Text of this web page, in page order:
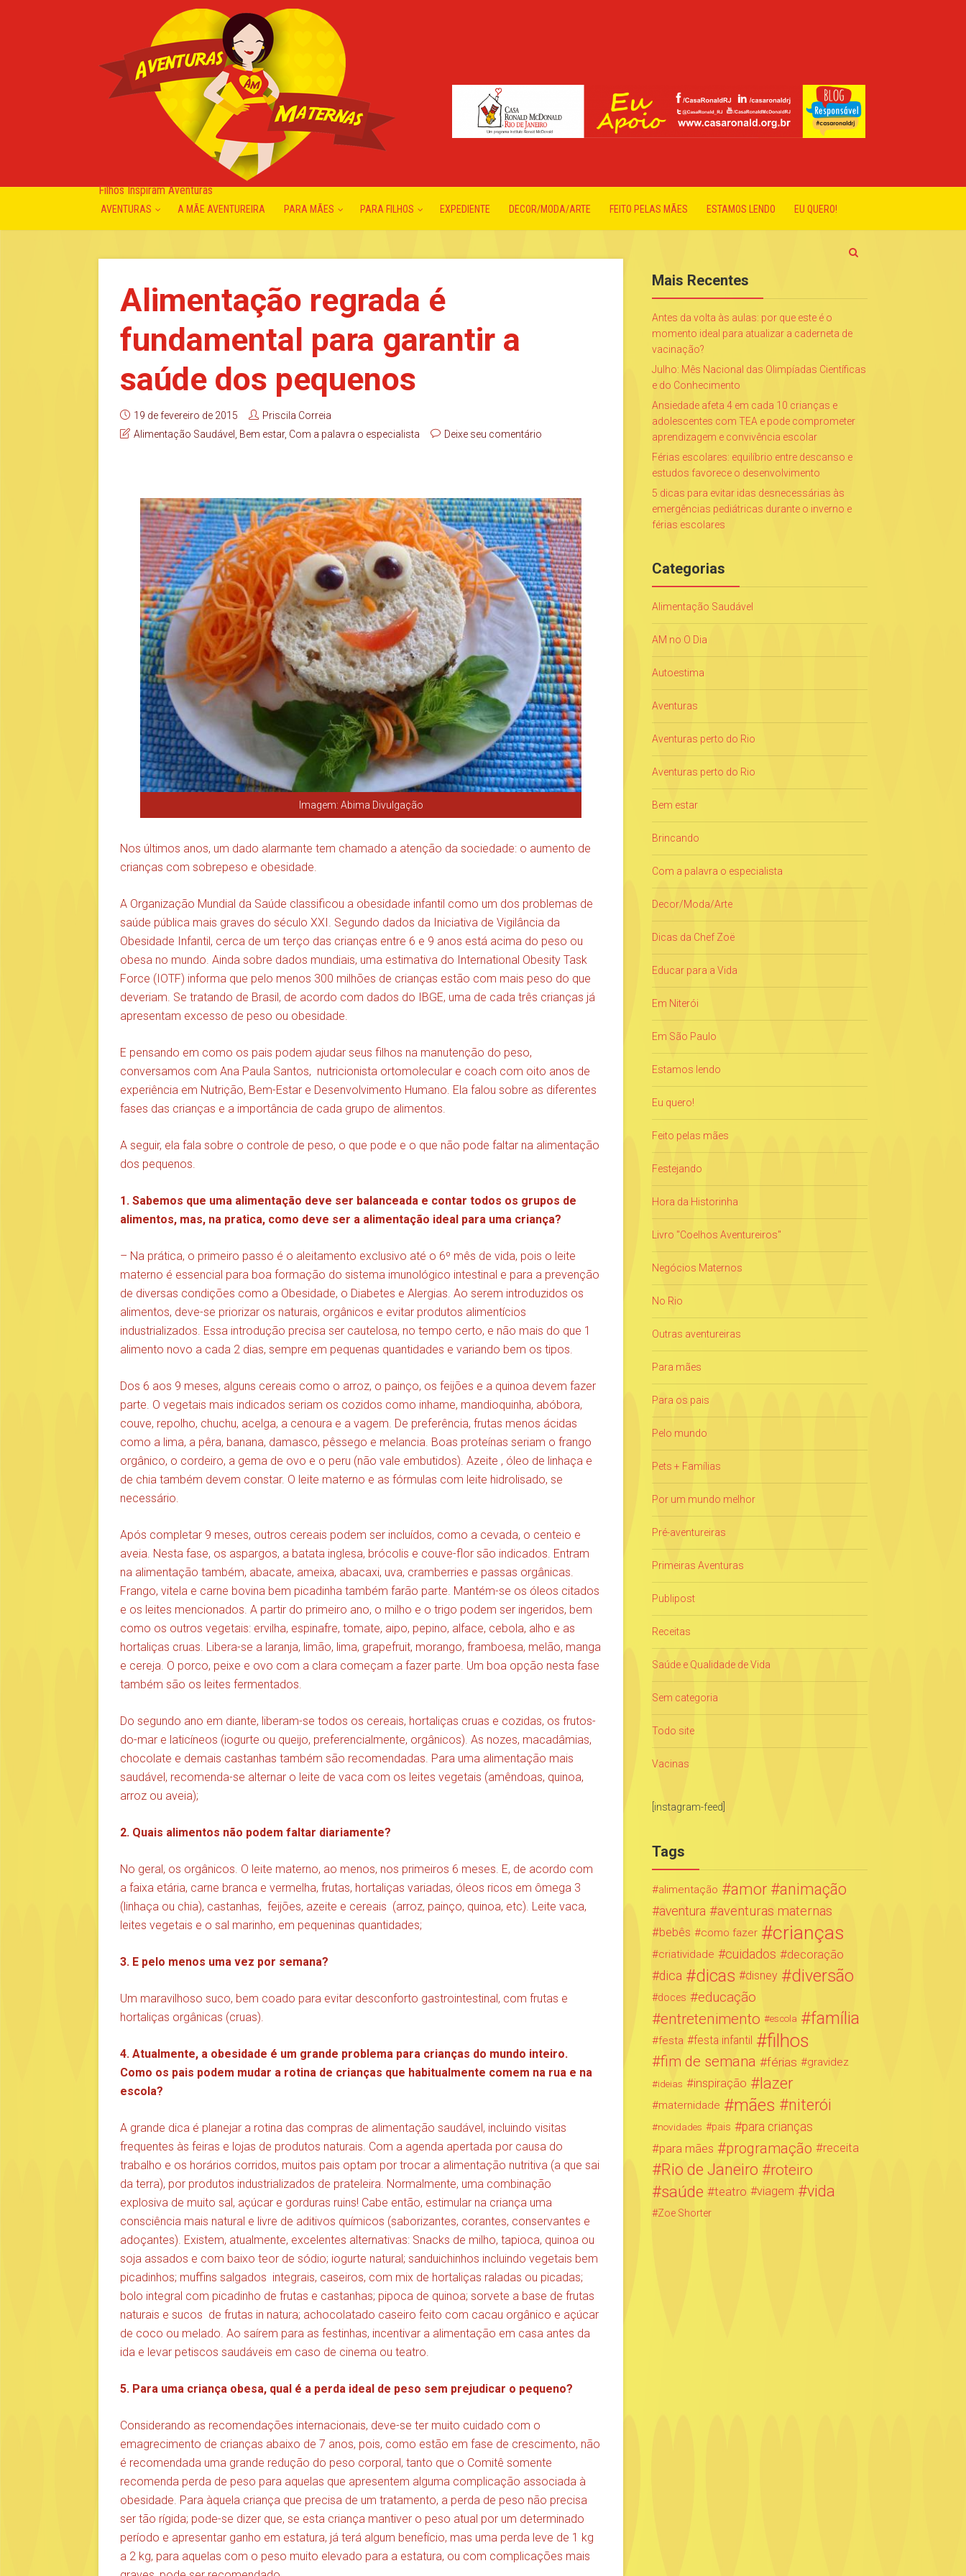
Filhos Inspiram Aventuras
AVENTURAS A MÃE AVENTUREIRA PARA MÃES PARA FILHOS EXPEDIENTE DECOR/MODA/ARTE FEITO PELAS MÃES ESTAMOS LENDO EU QUERO!
Alimentação regrada é
fundamental para garantir a
saúde dos pequenos
19 de fevereiro de 2015
Priscila Correia
Alimentação Saudável
Bem estar, Com a palavra o especialista Deixe seu comentário
Imagem: Abima Divulgação
Nos últimos anos, um dado alarmante tem chamado a atenção da sociedade: o aumento de
crianças com sobrepeso e obesidade.
A Organização Mundial da Saúde classificou a obesidade infantil como um dos problemas de
saúde pública mais graves do século XXI. Segundo dados da Iniciativa de Vigilância da
Obesidade Infantil, cerca de um terço das crianças entre 6 e 9 anos está acima do peso ou
obesa no mundo. Ainda sobre dados mundiais, uma estimativa do International Obesity Task
Force (IOTF) informa que pelo menos 300 milhões de crianças estão com mais peso do que
deveriam. Se tratando de Brasil, de acordo com dados do IBGE, uma de cada três crianças já
apresentam excesso de peso ou obesidade.
E pensando em como os pais podem ajudar seus filhos na manutenção do peso,
conversamos com Ana Paula Santos, nutricionista ortomolecular e coach com oito anos de
experiência em Nutrição, Bem-Estar e Desenvolvimento Humano . Ela falou sobre as diferentes
fases das crianças e a importância de cada grupo de alimentos.
A seguir, ela fala sobre o controle de peso, o que pode e o que não pode faltar na alimentação
dos pequenos.
1. Sabemos que uma alimentação deve ser balanceada e contar todos os grupos de
alimentos, mas, na pratica, como deve ser a alimentação ideal para uma criança?
– Na prática, o primeiro passo é o aleitamento exclusivo até o 6º mês de vida, pois o leite
materno é essencial para boa formação do sistema imunológico intestinal e para a prevenção
de diversas condições como a Obesidade, o Diabetes e Alergias. Ao serem introduzidos os
alimentos, deve-se priorizar os naturais, orgânicos e evitar produtos alimentícios
industrializados. Essa introdução precisa ser cautelosa, no tempo certo, e não mais do que 1
alimento novo a cada 2 dias, sempre em pequenas quantidades e variando bem os tipos.
Dos 6 aos 9 meses, alguns cereais como o arroz, o painço, os feijões e a quinoa devem fazer
parte. O vegetais mais indicados seriam os cozidos como inhame, mandioquinha, abóbora,
couve, repolho, chuchu, acelga, a cenoura e a vagem. De preferência, frutas menos ácidas
como a lima, a pêra, banana, damasco, pêssego e melancia. Boas proteínas seriam o frango
orgânico, o cordeiro, a gema de ovo e o peru (não vale embutidos). Azeite , óleo de linhaça e
de chia também devem constar. O leite materno e as fórmulas com leite hidrolisado, se
necessário.
Após completar 9 meses, outros cereais podem ser incluídos, como a cevada, o centeio e
aveia. Nesta fase, os aspargos, a batata inglesa, brócolis e couve-flor são indicados. Entram
na alimentação também, abacate, ameixa, abacaxi, uva, cramberries e passas orgânicas.
Frango, vitela e carne bovina bem picadinha também farão parte. Mantém-se os óleos citados
e os leites mencionados. A partir do primeiro ano, o milho e o trigo podem ser ingeridos, bem
como os outros vegetais: ervilha, espinafre, tomate, aipo, pepino, alface, cebola, alho e as
hortaliças cruas. Libera-se a laranja, limão, lima, grapefruit, morango, framboesa, melão, manga
e cereja. O porco, peixe e ovo com a clara começam a fazer parte. Um boa opção nesta fase
também são os leites fermentados.
Do segundo ano em diante, liberam-se todos os cereais, hortaliças cruas e cozidas, os frutos-
do-mar e laticíneos (iogurte ou queijo, preferencialmente, orgânicos). As nozes, macadâmias,
chocolate e demais castanhas também são recomendadas. Para uma alimentação mais
saudável, recomenda-se alternar o leite de vaca com os leites vegetais (amêndoas, quinoa,
arroz ou aveia);
2. Quais alimentos não podem faltar diariamente?
No geral, os orgânicos. O leite materno, ao menos, nos primeiros 6 meses. E, de acordo com
a faixa etária, carne branca e vermelha, frutas, hortaliças variadas, óleos ricos em ômega 3
(linhaça ou chia), castanhas, feijões, azeite e cereais (arroz, painço, quinoa, etc). Leite vaca,
leites vegetais e o sal marinho, em pequeninas quantidades;
3. E pelo menos uma vez por semana?
Um maravilhoso suco, bem coado para evitar desconforto gastrointestinal, com frutas e
hortaliças orgânicas (cruas).
4. Atualmente, a obesidade é um grande problema para crianças do mundo inteiro.
Como os pais podem mudar a rotina de crianças que habitualmente comem na rua e na
escola?
A grande dica é planejar a rotina das compras de alimentação saudável, incluindo visitas
frequentes às feiras e lojas de produtos naturais. Com a agenda apertada por causa do
trabalho e os horários corridos, muitos pais optam por trocar a alimentação nutritiva (a que sai
da terra), por produtos industrializados de prateleira. Normalmente, uma combinação
explosiva de muito sal, açúcar e gorduras ruins! Cabe então, estimular na criança uma
consciência mais natural e livre de aditivos químicos (saborizantes, corantes, conservantes e
adoçantes). Existem, atualmente, excelentes alternativas: Snacks de milho, tapioca, quinoa ou
soja assados e com baixo teor de sódio; iogurte natural; sanduichinhos incluindo vegetais bem
picadinhos; muffins salgados integrais, caseiros, com mix de hortaliças raladas ou picadas;
bolo integral com picadinho de frutas e castanhas; pipoca de quinoa; sorvete a base de frutas
naturais e sucos de frutas in natura; achocolatado caseiro feito com cacau orgânico e açúcar
de coco ou melado. Ao saírem para as festinhas, incentivar a alimentação em casa antes da
ida e levar petiscos saudáveis em caso de cinema ou teatro.
5. Para uma criança obesa, qual é a perda ideal de peso sem prejudicar o pequeno?
Considerando as recomendações internacionais, deve-se ter muito cuidado com o
emagrecimento de crianças abaixo de 7 anos, pois, como estão em fase de crescimento, não
é recomendada uma grande redução do peso corporal, tanto que o Comitê somente
recomenda perda de peso para aquelas que apresentem alguma complicação associada à
obesidade. Para àquela criança que precisa de um tratamento, a perda de peso não precisa
ser tão rígida; pode-se dizer que, se esta criança mantiver o peso atual por um determinado
período e apresentar ganho em estatura, já terá algum benefício, mas uma perda leve de 1 kg
a 2 kg, para aquelas com o peso muito elevado para a estatura, ou com complicações mais
Mais Recentes
Antes da volta às aulas: por que este é o
momento ideal para atualizar a caderneta de
vacinação?
Julho: Mês Nacional das Olimpíadas Científicas
e do Conhecimento
Ansiedade afeta 4 em cada 10 crianças e
adolescentes com TEA e pode comprometer
aprendizagem e convivência escolar
Férias escolares: equilíbrio entre descanso e
estudos favorece o desenvolvimento
5 dicas para evitar idas desnecessárias às
emergências pediátricas durante o inverno e
férias escolares
Categorias
Alimentação Saudável
AM no O Dia
Autoestima
Aventuras
Aventuras perto do Rio
Aventuras perto do Rio
Bem estar
Brincando
Com a palavra o especialista
Decor/Moda/Arte
Dicas da Chef Zoë
Educar para a Vida
Em Niterói
Em São Paulo
Estamos lendo
Eu quero!
Feito pelas mães
Festejando
Hora da Historinha
Livro "Coelhos Aventureiros"
Negócios Maternos
No Rio
Outras aventureiras
Para mães
Para os pais
Pelo mundo
Pets + Famílias
Por um mundo melhor
Pré-aventureiras
Primeiras Aventuras
Publipost
Receitas
Saúde e Qualidade de Vida
Sem categoria
Todo site
Vacinas
[instagram-feed]
Tags
alimentação amor animação
aventura aventuras maternas
bebês como fazer crianças
criatividade cuidados
decoração
dica
dicas disney diversão
doces educação
entretenimento escola família
festa festa infantil filhos
fim de semana férias gravidez
ideias inspiração lazer
maternidade mães niterói
novidades pais
para crianças
para mães
programação receita
Rio de Janeiro roteiro
saúde teatro viagem vida
Zoe Shorter